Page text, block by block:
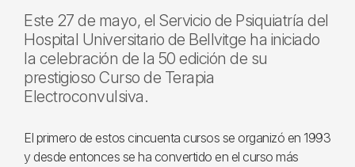
Este 27 de mayo, el Servicio de Psiquiatría del
Hospital Universitario de Bellvitge ha iniciado
la celebración de la 50 edición de su
prestigioso Curso de Terapia
Electroconvulsiva.
El primero de estos cincuenta cursos se organizó en 1993
y desde entonces se ha convertido en el curso más